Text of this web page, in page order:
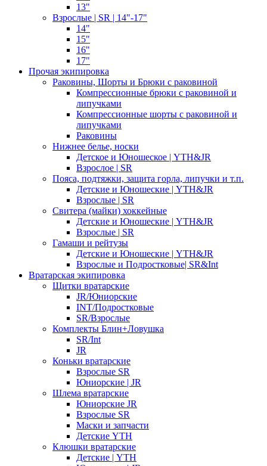
13"
Взрослые | SR | 14"-17"
14"
15"
16"
17"
Прочая экипировка
Раковины, Шорты и Брюки с раковиной
Компрессионные брюки с раковиной и
липучками
Компрессионные шорты с раковиной и
липучками
Раковины
Нижнее белье, носки
Детское и Юношеское | YTH&JR
Взрослое | SR
Пояса, подтяжки, защита горла, липучки и т.п.
Детские и Юношеские | YTH&JR
Взрослые | SR
Свитера (майки) хоккейные
Детские и Юношеские | YTH&JR
Взрослые | SR
Гамаши и рейтузы
Детские и Юношеские | YTH&JR
Взрослые и Подростковые| SR&Int
Вратарская экипировка
Щитки вратарские
JR/Юниорские
INT/Подростковые
SR/Взрослые
Комплекты Блин+Ловушка
SR/Int
JR
Коньки вратарские
Взрослые SR
Юниорские | JR
Шлема вратарские
Юниорские JR
Взрослые SR
Маски и запчасти
Детские YTH
Клюшки вратарские
Детские | YTH